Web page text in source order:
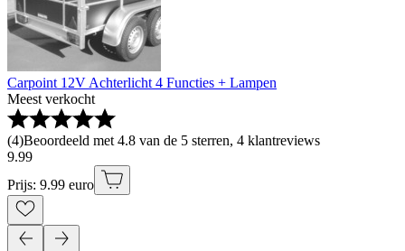
Carpoint 12V Achterlicht 4 Functies + Lampen
Meest verkocht
(4)Beoordeeld met 4.8 van de 5 sterren, 4 klantreviews
9.99
Prijs: 9.99 euro